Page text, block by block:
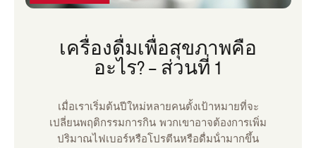
เครื่องดื่มเพื่อสุขภาพคือ
อะไร? – ส่วนที่ 1
เมื่อเราเริ่มต้นปีใหม่หลายคนตั้งเป้าหมายที่จะ
เปลี่ยนพฤติกรรมการกิน พวกเขาอาจต้องการเพิ่ม
ปริมาณไฟเบอร์หรือโปรตีนหรือดื่มน้ํามากขึ้น